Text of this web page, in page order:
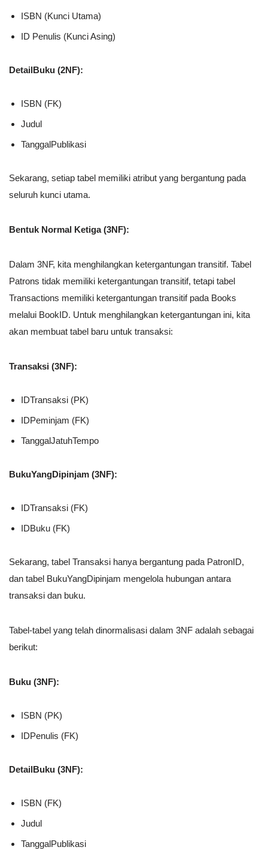
ISBN (Kunci Utama)
ID Penulis (Kunci Asing)
DetailBuku (2NF):
ISBN (FK)
Judul
TanggalPublikasi
Sekarang, setiap tabel memiliki atribut yang bergantung pada
seluruh kunci utama.
Bentuk Normal Ketiga (3NF):
Dalam 3NF, kita menghilangkan ketergantungan transitif. Tabel
Patrons tidak memiliki ketergantungan transitif, tetapi tabel
Transactions memiliki ketergantungan transitif pada Books
melalui BookID. Untuk menghilangkan ketergantungan ini, kita
akan membuat tabel baru untuk transaksi:
Transaksi (3NF):
IDTransaksi (PK)
IDPeminjam (FK)
TanggalJatuhTempo
BukuYangDipinjam (3NF):
IDTransaksi (FK)
IDBuku (FK)
Sekarang, tabel Transaksi hanya bergantung pada PatronID,
dan tabel BukuYangDipinjam mengelola hubungan antara
transaksi dan buku.
Tabel-tabel yang telah dinormalisasi dalam 3NF adalah sebagai
berikut:
Buku (3NF):
ISBN (PK)
IDPenulis (FK)
DetailBuku (3NF):
ISBN (FK)
Judul
TanggalPublikasi